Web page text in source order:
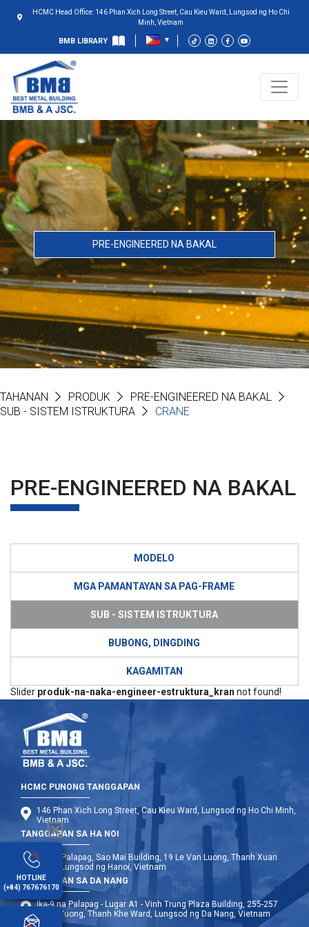
HCMC Head Office: 146 Phan Xich Long Street, Cau Kieu Ward, Lungsod ng Ho Chi
Minh, Vietnam
BMB LIBRARY
PRE-ENGINEERED NA BAKAL
TAHANAN PRODUK
PRE-ENGINEERED NA BAKAL
SUB - SISTEM ISTRUKTURA
CRANE
PRE-ENGINEERED NA BAKAL
MODELO
MGA PAMANTAYAN SA PAG-FRAME
SUB - SISTEM ISTRUKTURA
BUBONG, DINGDING
KAGAMITAN
Slider produk-na-naka-engineer-estruktura_kran not found!
HCMC PUNONG TANGGAPAN
146 Phan Xich Long Street, Cau Kieu Ward, Lungsod ng Ho Chi Minh,
Vietnam
TANGGAPAN SA HA NOI
Ika-12 Palapag, Sao Mai Building, 19 Le Van Luong, Thanh Xuan
Ward, Lungsod ng Hanoi, Vietnam
TANGGAPAN SA DA NANG
Ika-9 na Palapag - Lugar A1 - Vinh Trung Plaza Building, 255-257
Hung Vuong, Thanh Khe Ward, Lungsod ng Da Nang, Vietnam
HOTLINE
(+84) 767676170